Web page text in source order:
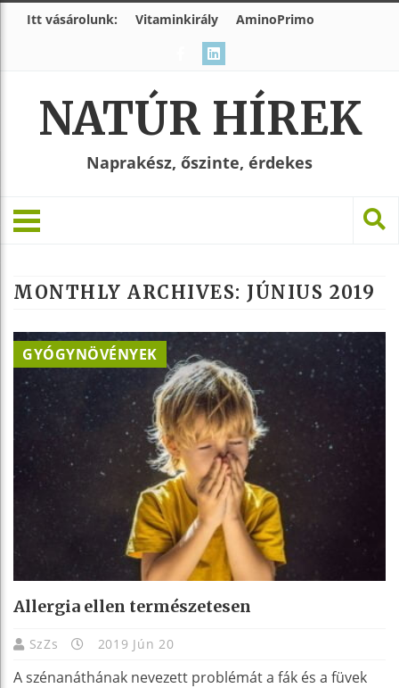
Itt vásárolunk: Vitaminkirály AminoPrimo
NATÚR HÍREK
Naprakész, őszinte, érdekes
MONTHLY ARCHIVES: JÚNIUS 2019
GYÓGYNÖVÉNYEK
Allergia ellen természetesen
SzZs 2019 Jún 20
A szénanáthának nevezett problémát a fák és a füvek